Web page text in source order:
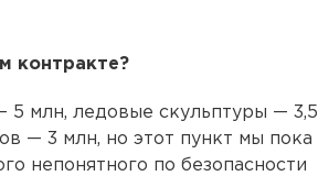
контракте?
5 млн, ледовые скульптуры — 3,5
— 3 млн, но этот пункт мы пока
непонятного по безопасности